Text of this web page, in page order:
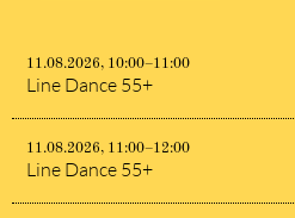
11.08.2026, 10:00–11:00
Line Dance 55+
11.08.2026, 11:00–12:00
Line Dance 55+